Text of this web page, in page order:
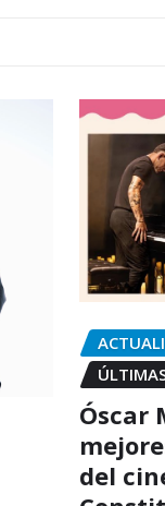
Óscar
del